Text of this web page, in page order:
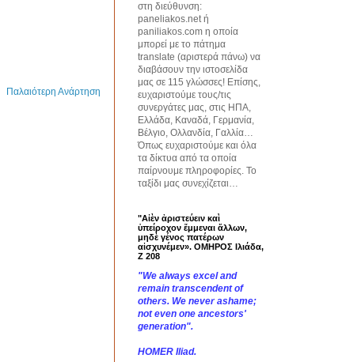
Παλαιότερη Ανάρτηση
στη διεύθυνση:
paneliakos.net ή
paniliakos.com η οποία
μπορεί με το πάτημα
translate (αριστερά πάνω) να
διαβάσουν την ιστοσελίδα
μας σε 115 γλώσσες! Επίσης,
ευχαριστούμε τους/τις
συνεργάτες μας, στις ΗΠΑ,
Ελλάδα, Καναδά, Γερμανία,
Βέλγιο, Ολλανδία, Γαλλία…
Όπως ευχαριστούμε και όλα
τα δίκτυα από τα οποία
παίρνουμε πληροφορίες. Το
ταξίδι μας συνεχίζεται…
"Αἰὲν ἀριστεύειν καὶ
ὑπείροχον ἔμμεναι ἄλλων,
μηδὲ γένος πατέρων
αἰσχυνέμεν». ΟΜΗΡΟΣ Ιλιάδα,
Ζ 208
"We always excel and
remain transcendent of
others. We never ashame;
not even one ancestors'
generation".
HOMER Iliad.